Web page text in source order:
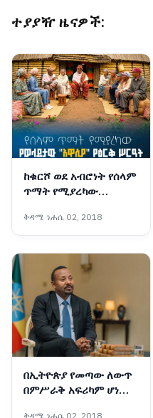
ተያያዥ ዜናዎች:
ከቁርሾ ወደ አብሮነት የሰላም
ጥማት የሚያረካው
ሥርዓት
ቅዳሜ ነሐሴ 02, 2018
በኢትዮጵያ የመጣው ለውጥ
በምሥራቅ አፍሪካም ሆነ